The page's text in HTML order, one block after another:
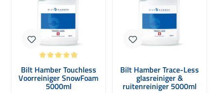
Bilt Hamber Touchless
Voorreiniger SnowFoam
5000ml
Bilt Hamber Trace-Less
glasreiniger &
ruitenreiniger 5000ml